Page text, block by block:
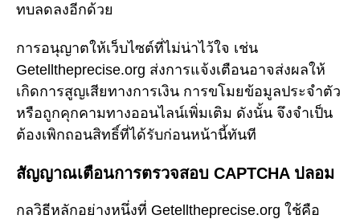
ทบลดลงอีกด้วย
การอนุญาตให้เว็บไซต์ที่ไม่น่าไว้ใจ เช่น
Getelltheprecise.org ส่งการแจ้งเตือนอาจส่งผลให้
เกิดการสูญเสียทางการเงิน การขโมยข้อมูลประจำตัว
หรือถูกคุกคามทางออนไลน์เพิ่มเติม ดังนั้น จึงจำเป็น
ต้องเพิกถอนสิทธิ์ที่ได้รับก่อนหน้านี้ทันที
สัญญาณเตือนการตรวจสอบ CAPTCHA ปลอม
กลวิธีหลักอย่างหนึ่งที่ Getelltheprecise.org ใช้คือ